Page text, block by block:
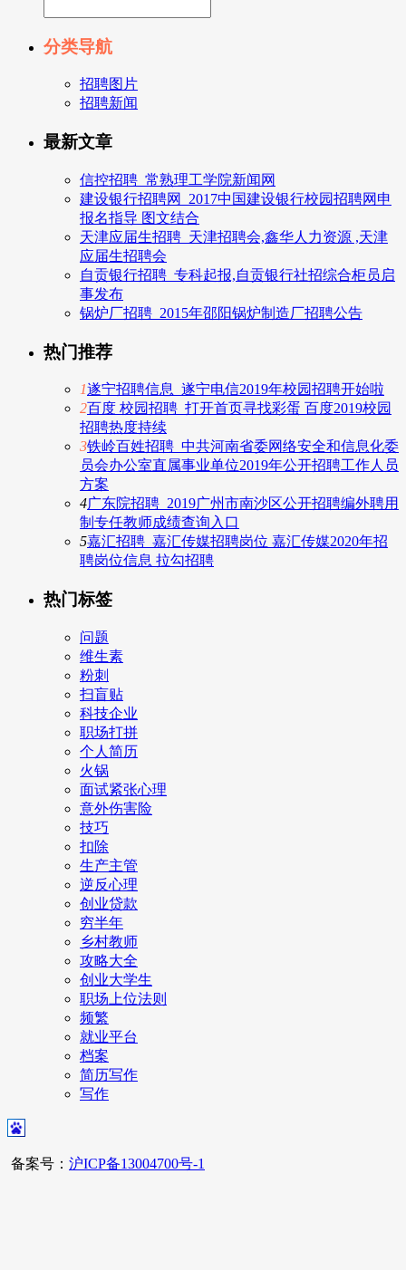
分类导航
招聘图片
招聘新闻
最新文章
信控招聘_常熟理工学院新闻网
建设银行招聘网_2017中国建设银行校园招聘网申
报名指导 图文结合
天津应届生招聘_天津招聘会,鑫华人力资源 ,天津
应届生招聘会
自贡银行招聘_专科起报,自贡银行社招综合柜员启
事发布
锅炉厂招聘_2015年邵阳锅炉制造厂招聘公告
热门推荐
1遂宁招聘信息_遂宁电信2019年校园招聘开始啦
2百度 校园招聘_打开首页寻找彩蛋 百度2019校园
招聘热度持续
3铁岭百姓招聘_中共河南省委网络安全和信息化委
员会办公室直属事业单位2019年公开招聘工作人员
方案
4广东院招聘_2019广州市南沙区公开招聘编外聘用
制专任教师成绩查询入口
5嘉汇招聘_嘉汇传媒招聘岗位 嘉汇传媒2020年招
聘岗位信息 拉勾招聘
热门标签
问题
维生素
粉刺
扫盲贴
科技企业
职场打拼
个人简历
火锅
面试紧张心理
意外伤害险
技巧
扣除
生产主管
逆反心理
创业贷款
穷半年
乡村教师
攻略大全
创业大学生
职场上位法则
频繁
就业平台
档案
简历写作
写作
备案号： 沪ICP备13004700号-1